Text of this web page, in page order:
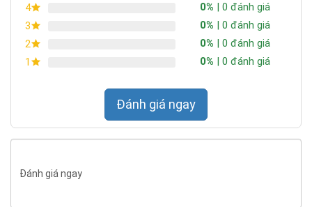
4
0% | 0 đánh giá
3
0% | 0 đánh giá
2
0% | 0 đánh giá
1
0% | 0 đánh giá
Đánh giá ngay
Đánh giá ngay